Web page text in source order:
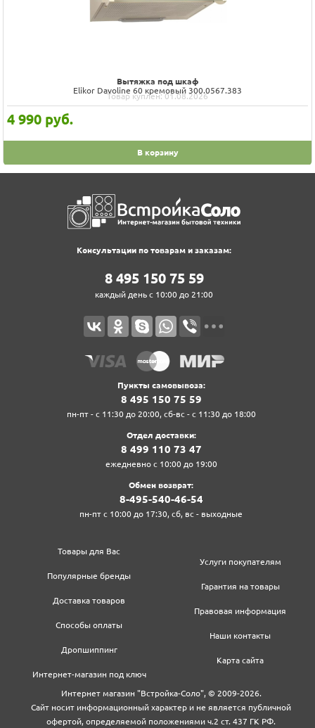
Вытяжка под шкаф
Elikor Davoline 60 кремовый 300.0567.383
Товар куплен: 01.08.2026
4 990 руб.
В корзину
Консультации по товарам и заказам:
8‍ 4‍9‍5‍ 1‍5‍0‍ 7‍5‍ 5‍9‍
каждый день с 10:00 до 21:00
Пункты самовывоза:
8‍ 4‍9‍5‍ 1‍5‍0‍ 7‍5‍ 5‍9‍
пн-пт - с 11:30 до 20:00, сб-вс - с 11:30 до 18:00
Отдел доставки:
8‍ 4‍9‍9‍ 1‍1‍0‍ 7‍3‍ 4‍7‍
ежедневно с 10:00 до 19:00
Обмен возврат:
8‍-4‍9‍5‍-5‍4‍0‍-4‍6‍-5‍4‍
пн-пт с 10:00 до 17:30, сб, вс - выходные
Товары для Вас
Популярные бренды
Доставка товаров
Способы оплаты
Дропшиппинг
Интернет-магазин под ключ
Услуги покупателям
Гарантия на товары
Правовая информация
Наши контакты
Карта сайта
Интернет магазин "Встройка-Соло", © 2009-2026.
Сайт носит информационный характер и не является публичной
офертой, определяемой положениями ч.2 ст. 437 ГК РФ.